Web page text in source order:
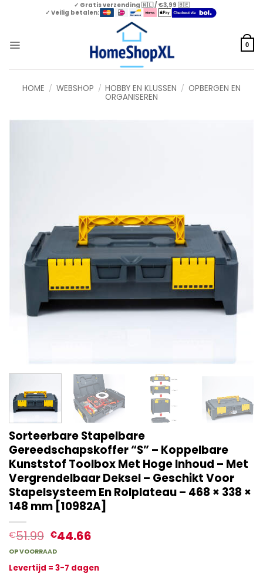
✓ Gratis verzending 🇳🇱 / €3,99 🇧🇪
✓ Veilig betalen:
0
HOME / WEBSHOP / HOBBY EN KLUSSEN / OPBERGEN EN
ORGANISEREN
Sorteerbare Stapelbare
Gereedschapskoffer “S” – Koppelbare
Kunststof Toolbox Met Hoge Inhoud – Met
Vergrendelbaar Deksel – Geschikt Voor
Stapelsysteem En Rolplateau – 468 × 338 ×
148 mm [10982A]
€51.99 €44.66
OP VOORRAAD
Levertijd = 3-7 dagen